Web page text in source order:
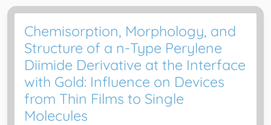
Chemisorption, Morphology, and
Structure of a n-Type Perylene
Diimide Derivative at the Interface
with Gold: Influence on Devices
from Thin Films to Single
Molecules